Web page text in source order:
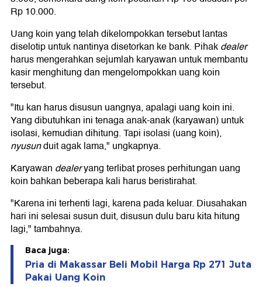
Rp 10.000.
Uang koin yang telah dikelompokkan tersebut lantas
diselotip untuk nantinya disetorkan ke bank. Pihakdealer
harus mengerahkan sejumlah karyawan untuk membantu
kasir menghitung dan mengelompokkan uang koin
tersebut.
"Itu kan harus disusun uangnya, apalagi uang koin ini.
Yang dibutuhkan ini tenaga anak-anak (karyawan) untuk
isolasi, kemudian dihitung. Tapi isolasi (uang koin),
nyusunduit agak lama," ungkapnya.
Karyawan dealeryang terlibat proses perhitungan uang
koin bahkan beberapa kali harus beristirahat.
"Karena ini terhenti lagi, karena pada keluar. Diusahakan
hari ini selesai susun duit, disusun dulu baru kita hitung
lagi," tambahnya.
Baca juga:
Pria di Makassar Beli Mobil Harga Rp 271 Juta
Pakai Uang Koin